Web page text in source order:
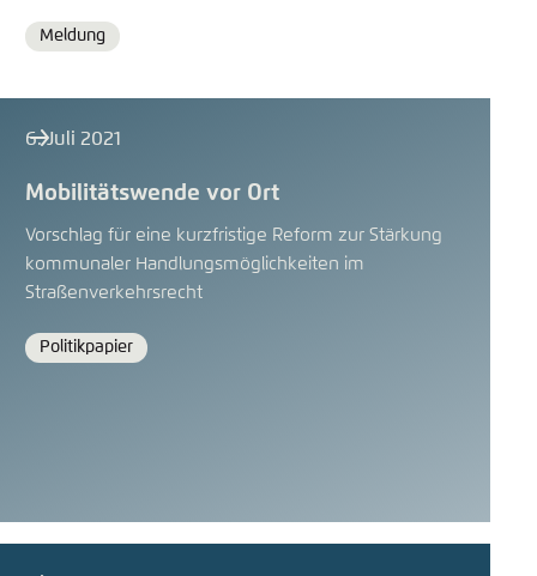
Format
Meldung
6. Juli 2021
Mobilitätswende vor Ort
Vorschlag für eine kurzfristige Reform zur Stärkung
kommunaler Handlungsmöglichkeiten im
Straßenverkehrsrecht
Format
Politikpapier